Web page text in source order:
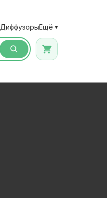
ДиффузорыЕщё ▾